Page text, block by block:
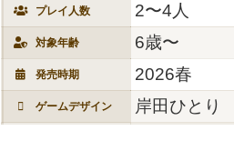
プレイ人数 2〜4人
対象年齢 6歳〜
発売時期 2026春
ゲームデザイン 岸田ひとり